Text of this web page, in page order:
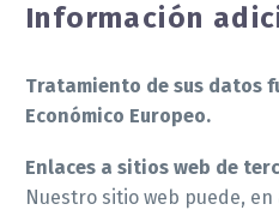
Información
Tratamiento de sus datos
Económico Europeo.
Enlaces a sitios web de
Nuestro sitio web puede, en